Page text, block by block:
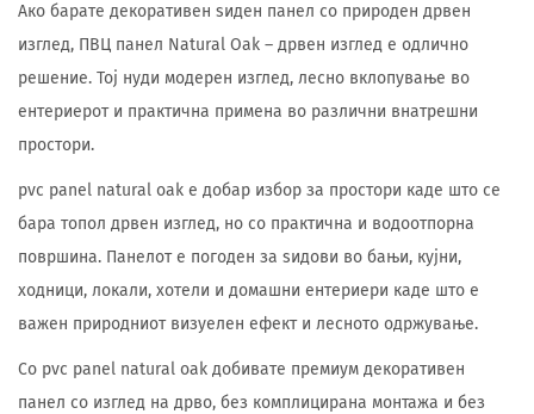
Ако барате декоративен ѕиден панел со природен дрвен
изглед, ПВЦ панел Natural Oak – дрвен изглед е одлично
решение. Тој нуди модерен изглед, лесно вклопување во
ентериерот и практична примена во различни внатрешни
простори.
pvc panel natural oak е добар избор за простори каде што се
бара топол дрвен изглед, но со практична и водоотпорна
површина. Панелот е погоден за ѕидови во бањи, кујни,
ходници, локали, хотели и домашни ентериери каде што е
важен природниот визуелен ефект и лесното одржување.
Со pvc panel natural oak добивате премиум декоративен
панел со изглед на дрво, без комплицирана монтажа и без